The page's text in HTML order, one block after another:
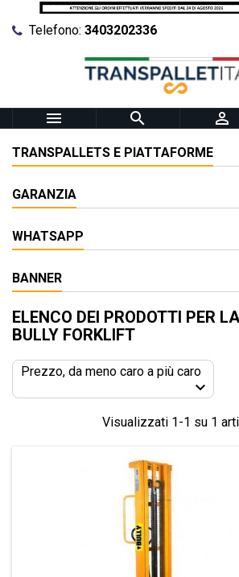
Telefono: 3403202336
  
TRANSPALLETS E PIATTAFORME
GARANZIA
WHATSAPP
BANNER
ELENCO DEI PRODOTTI PER
BULLY FORKLIFT
Prezzo, da meno caro a più caro

Visualizzati 1-1 su 1